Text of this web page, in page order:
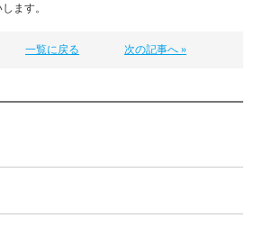
ます。
一覧に戻る 次の記事へ »